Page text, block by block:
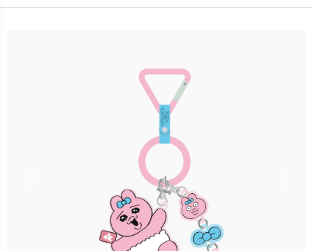
卡種：一卡通儲值卡-普通卡
立即購買
更多銷售據點